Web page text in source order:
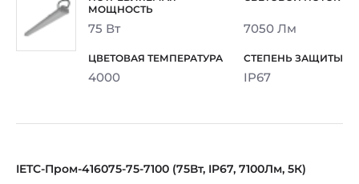
75 Вт 7050 Лм
4000 IP67
IETC-Пром-416075-75-7100 (75Вт, IP67, 7100Лм, 5К)